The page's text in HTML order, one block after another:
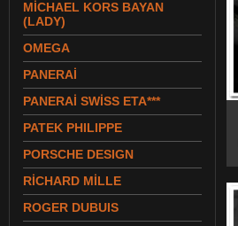
MİCHAEL KORS BAYAN
(LADY)
OMEGA
PANERAİ
PANERAİ SWİSS ETA***
PATEK PHILIPPE
PORSCHE DESIGN
RİCHARD MİLLE
ROGER DUBUIS